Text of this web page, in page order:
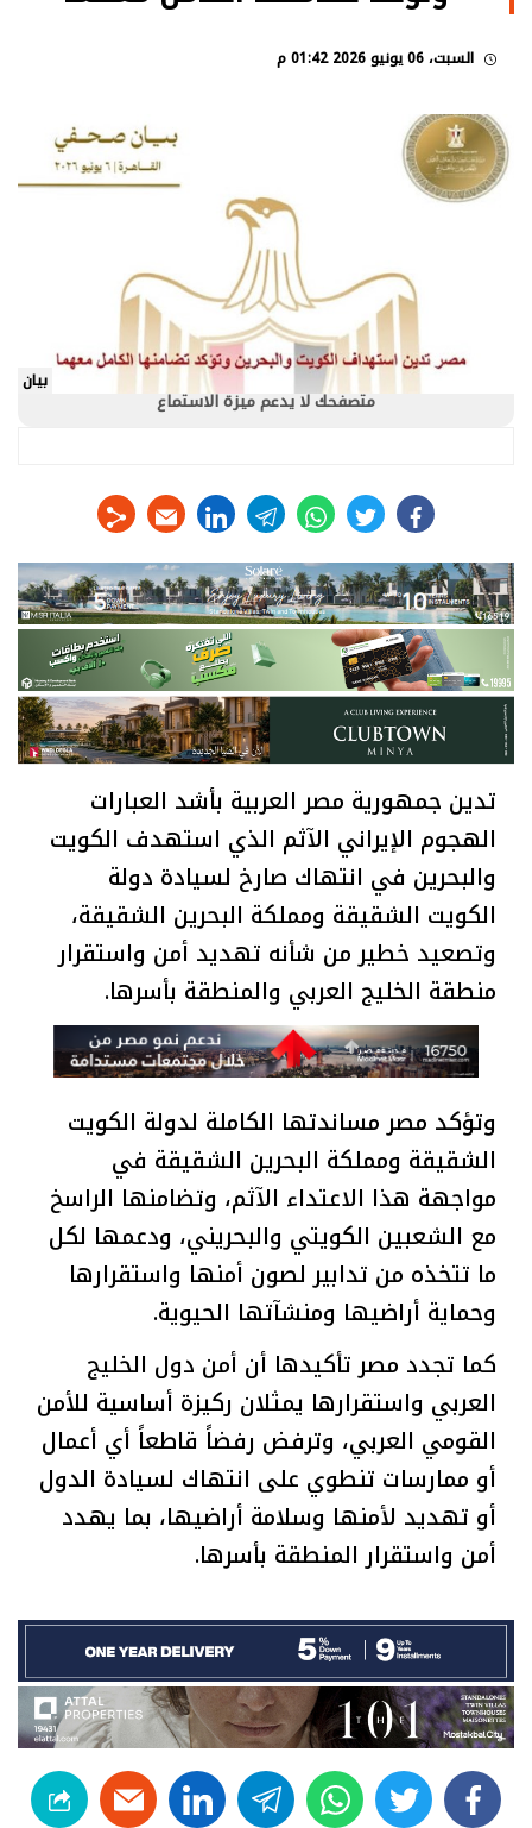
السبت، 06 يونيو 2026 01:42 م
بيان
متصفحك لا يدعم ميزة الاستماع
facebook
twitter
whats
telegram
linkedin
تدين جمهورية مصر العربية بأشد العبارات
الهجوم الإيراني الآثم الذي استهدف الكويت
والبحرين في انتهاك صارخ لسيادة دولة
الكويت الشقيقة ومملكة البحرين الشقيقة،
وتصعيد خطير من شأنه تهديد أمن واستقرار
منطقة الخليج العربي والمنطقة بأسرها.
وتؤكد مصر مساندتها الكاملة لدولة الكويت
الشقيقة ومملكة البحرين الشقيقة في
مواجهة هذا الاعتداء الآثم، وتضامنها الراسخ
مع الشعبين الكويتي والبحريني، ودعمها لكل
ما تتخذه من تدابير لصون أمنها واستقرارها
وحماية أراضيها ومنشآتها الحيوية.
كما تجدد مصر تأكيدها أن أمن دول الخليج
العربي واستقرارها يمثلان ركيزة أساسية للأمن
القومي العربي، وترفض رفضاً قاطعاً أي أعمال
أو ممارسات تنطوي على انتهاك لسيادة الدول
أو تهديد لأمنها وسلامة أراضيها، بما يهدد
أمن واستقرار المنطقة بأسرها.
facebook
twitter
whats
telegram
linkedin